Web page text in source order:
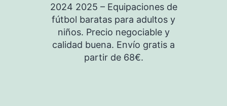
2024 2025 – Equipaciones de
fútbol baratas para adultos y
niños. Precio negociable y
calidad buena. Envío gratis a
partir de 68€.